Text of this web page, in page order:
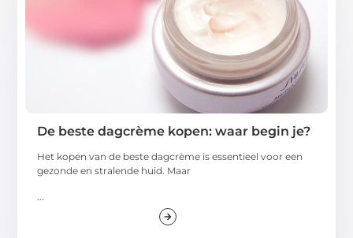
De beste dagcrème kopen: waar begin je?
Het kopen van de beste dagcrème is essentieel voor een
gezonde en stralende huid. Maar